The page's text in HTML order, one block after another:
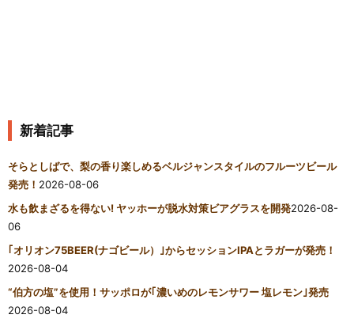
新着記事
そらとしばで、梨の香り楽しめるベルジャンスタイルのフルーツビール
発売！ 2026-08-06
水も飲まざるを得ない! ヤッホーが脱水対策ビアグラスを開発2026-08-
06
｢オリオン75BEER(ナゴビール）｣からセッションIPAとラガーが発売！
2026-08-04
“伯方の塩”を使用！サッポロが｢濃いめのレモンサワー 塩レモン｣発売
2026-08-04